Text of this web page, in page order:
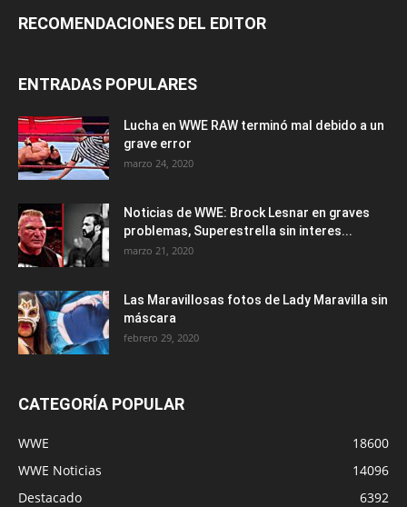
RECOMENDACIONES DEL EDITOR
ENTRADAS POPULARES
Lucha en WWE RAW terminó mal debido a un
grave error
marzo 24, 2020
Noticias de WWE: Brock Lesnar en graves
problemas, Superestrella sin interes...
marzo 21, 2020
Las Maravillosas fotos de Lady Maravilla sin
máscara
febrero 29, 2020
CATEGORÍA POPULAR
WWE
18600
WWE Noticias
14096
Destacado
6392